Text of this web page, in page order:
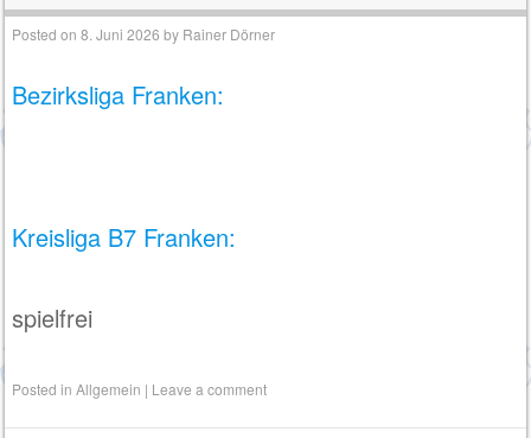
Posted on8. Juni 2026 by Rainer Dörner
Bezirksliga Franken:
Kreisliga B7 Franken:
spielfrei
Posted inAllgemein | Leave a comment